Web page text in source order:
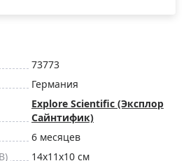
73773
Германия
Explore Scientific (Эксплор
Сайнтифик)
6 месяцев
14x11x10 см